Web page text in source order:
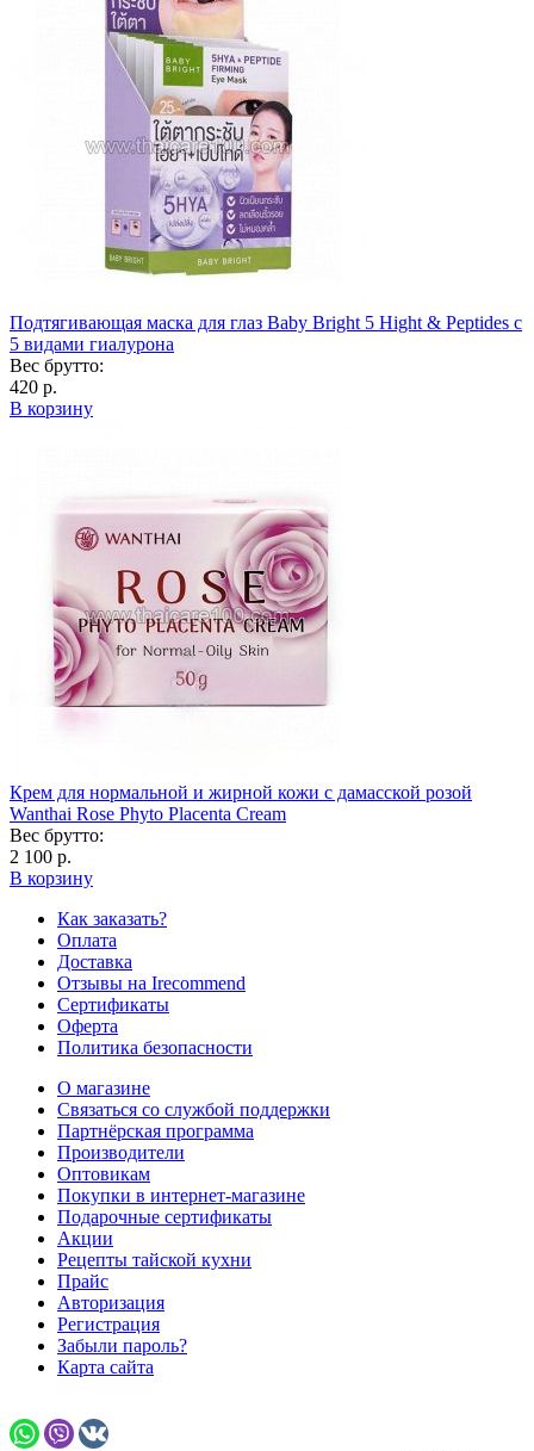
Подтягивающая маска для глаз Baby Bright 5 Hight & Peptides с
5 видами гиалурона
Вес брутто:
420 р.
В корзину
Крем для нормальной и жирной кожи с дамасской розой
Wanthai Rose Phyto Placenta Cream
Вес брутто:
2 100 р.
В корзину
Как заказать?
Оплата
Доставка
Отзывы на Irecommend
Сертификаты
Оферта
Политика безопасности
О магазине
Связаться со службой поддержки
Партнёрская программа
Производители
Оптовикам
Покупки в интернет-магазине
Подарочные сертификаты
Акции
Рецепты тайской кухни
Прайс
Авторизация
Регистрация
Забыли пароль?
Карта сайта